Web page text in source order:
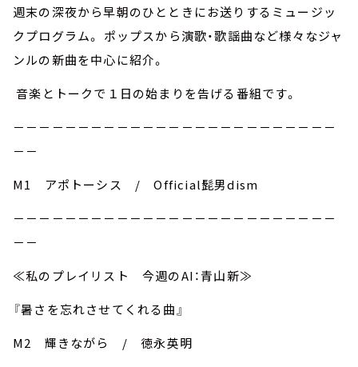
週末の深夜から早朝のひとときにお送りするミュージッ
クプログラム。 ポップスから演歌・歌謡曲など様々なジャ
ンルの新曲を中心に紹介。
音楽とトークで１日の始まりを告げる番組です。
－－－－－－－－－－－－－－－－－－－－－－－－－
－－
M1 アポトーシス / Official髭男dism
－－－－－－－－－－－－－－－－－－－－－－－－－
－－
≪私のプレイリスト 今週のAI：青山新≫
『暑さを忘れさせてくれる曲』
M2 輝きながら / 徳永英明